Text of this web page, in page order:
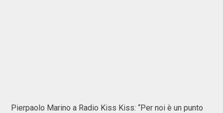
Pierpaolo Marino a Radio Kiss Kiss: “Per noi è un punto